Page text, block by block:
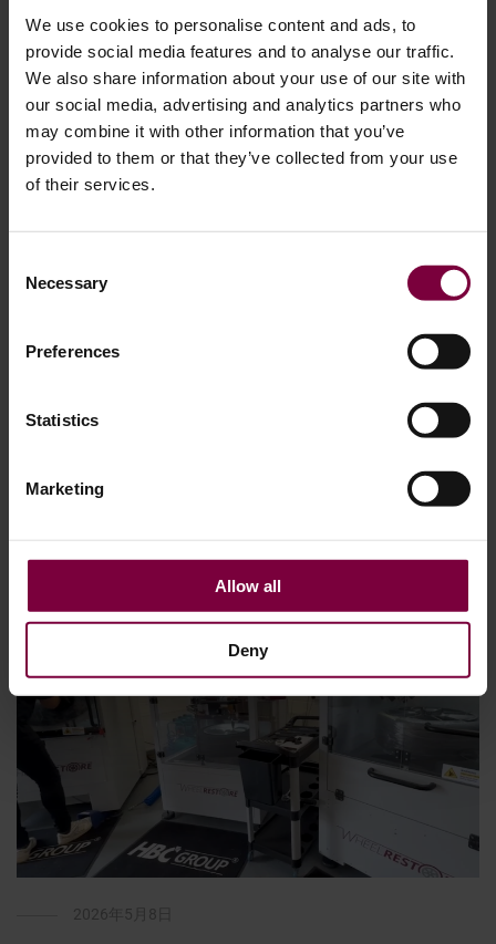
We use cookies to personalise content and ads, to
provide social media features and to analyse our traffic.
We also share information about your use of our site with
our social media, advertising and analytics partners who
may combine it with other information that you’ve
provided to them or that they’ve collected from your use
of their services.
Selection
Necessary
Preferences
Statistics
Marketing
Allow all
Deny
理プロセスを解説
ダイヤモンドカット合金ホイールは、現代の車にプレミア
ムOEM仕上げを提供しますが、縁石の擦り傷、引っかき
傷、腐食、ラッカーの剥がれなどによって容易に損傷しま
す。多くの車両所有者は、損傷したホイールは交換が必要
だと思っていますが、ほとんどの場合、専門的な修理と再
を工場出荷時のような仕上げに、迅速かつ正確に復元でき
は、特殊なホイール修理装置を使用して機械加工、再仕上
げ、保護されます。このガイドでは、ダイヤモンドカット
専門家が損傷した合金ホイールをOEM品質の仕上げにど
もっと見る